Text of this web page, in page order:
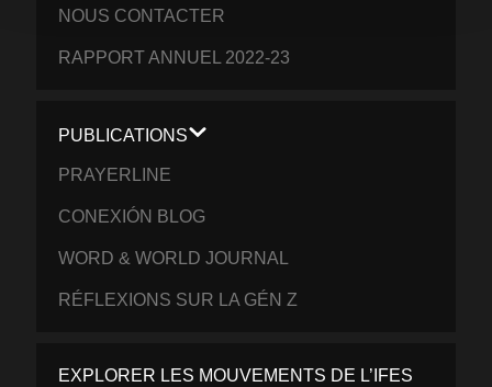
NOUS CONTACTER
RAPPORT ANNUEL 2022-23
PUBLICATIONS
PRAYERLINE
CONEXIÓN BLOG
WORD & WORLD JOURNAL
RÉFLEXIONS SUR LA GÉN Z
EXPLORER LES MOUVEMENTS DE L’IFES